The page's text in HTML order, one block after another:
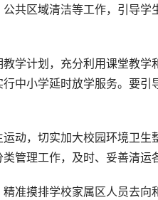
共区域清洁等工作，引导学
学计划，充分利用课堂教学
中小学延时放学服务。要引
动，切实加大校园环境卫生
管理工作，及时、妥善清运
准摸排学校家属区人员去向